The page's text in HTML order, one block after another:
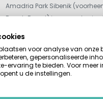
Amadria Park Sibenik
Beach Resort) is een grote
onderdeel van een resort met
meest kindvriendelijke resorts
vele (water)sportfaciliteiten,
speelattributen, maar ook volo...
voor analyse van onze
gepersonaliseerde
ervaring te bieden. Voor meer
u de instellingen.